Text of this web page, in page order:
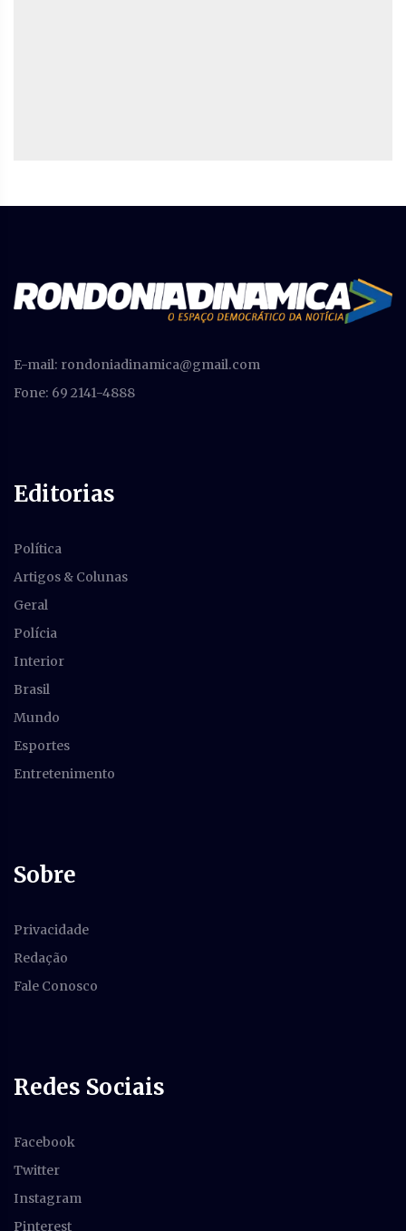
E-mail: rondoniadinamica@gmail.com
Fone: 69 2141-4888
Editorias
Política
Artigos & Colunas
Geral
Polícia
Interior
Brasil
Mundo
Esportes
Entretenimento
Sobre
Privacidade
Redação
Fale Conosco
Redes Sociais
Facebook
Twitter
Instagram
Pinterest